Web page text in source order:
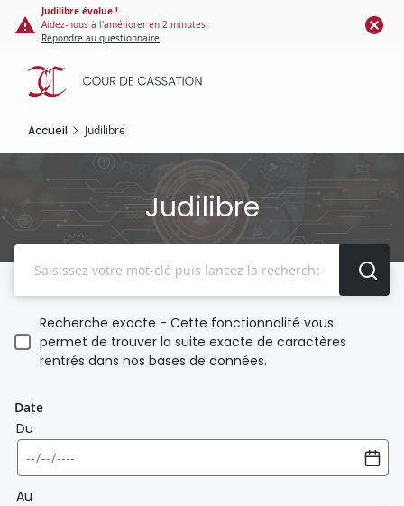
Panneau de gestion des cookies
contenu
principal
Judilibre évolue !
Aidez-nous à l'améliorer en 2 minutes
Répondre au questionnaire
Accueil Judilibre
Judilibre
Recherche exacte - Cette fonctionnalité vous
permet de trouver la suite exacte de caractères
rentrés dans nos bases de données.
Date
Du
Au